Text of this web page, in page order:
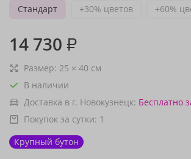
Стандарт
+30% цветов +60%
14 730 ₽
Размер: 25 × 40 см
В наличии
Доставка в г. Новокузнецк: Бесплатно
Покупок за сутки: 1
Крупный бутон